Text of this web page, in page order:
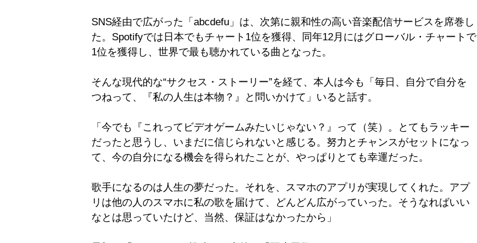
SNS経由で広がった「abcdefu」は、次第に親和性の高い音楽配信サービスを席巻し
た。Spotifyでは日本でもチャート1位を獲得、同年12月にはグローバル・チャートで
1位を獲得し、世界で最も聴かれている曲となった。
そんな現代的な“サクセス・ストーリー”を経て、本人は今も「毎日、自分で自分を
つねって、『私の人生は本物？』と問いかけて」いると話す。
「今でも『これってビデオゲームみたいじゃない？』って（笑）。とてもラッキー
だったと思うし、いまだに信じられないと感じる。努力とチャンスがセットになっ
て、今の自分になる機会を得られたことが、やっぱりとても幸運だった。
歌手になるのは人生の夢だった。それを、スマホのアプリが実現してくれた。アプ
リは他の人のスマホに私の歌を届けて、どんどん広がっていった。そうなればいい
なとは思っていたけど、当然、保証はなかったから」